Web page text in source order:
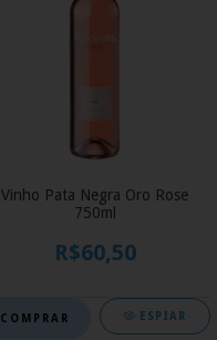
Vinho Pata Negra Oro Rose
750ml
R$60,50
ESPIAR